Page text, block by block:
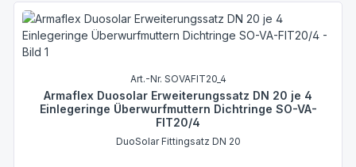
Art.-Nr. SOVAFIT20_4
Armaflex Duosolar Erweiterungssatz DN 20 je 4
Einlegeringe Überwurfmuttern Dichtringe SO-VA-
FIT20/4
DuoSolar Fittingsatz DN 20